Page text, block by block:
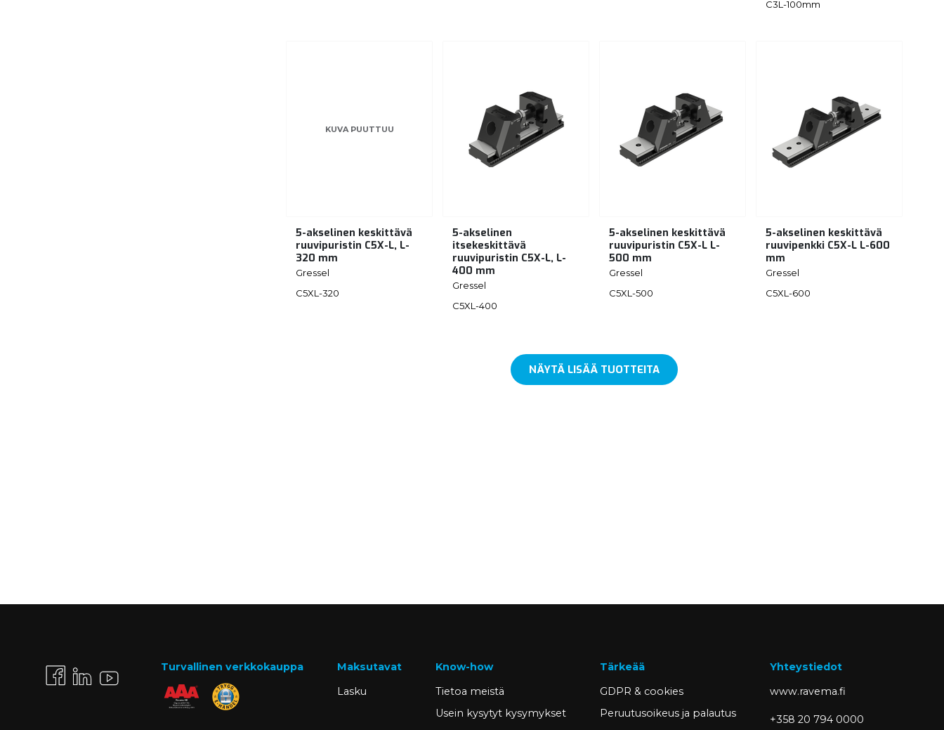
C3L-100mm
KUVA PUUTTUU
5-akselinen keskittävä
ruuvipuristin C5X-L, L-
320 mm
Gressel
C5XL-320
5-akselinen
itsekeskittävä
ruuvipuristin C5X-L, L-
400 mm
Gressel
C5XL-400
5-akselinen keskittävä
ruuvipuristin C5X-L L-
500 mm
Gressel
C5XL-500
5-akselinen keskittävä
ruuvipenkki C5X-L L-600
mm
Gressel
C5XL-600
NÄYTÄ LISÄÄ TUOTTEITA
Turvallinen verkkokauppa
Maksutavat
Lasku
Know-how
Tietoa meistä
Usein kysytyt kysymykset
Tärkeää
GDPR & cookies
Peruutusoikeus ja palautus
Yhteystiedot
www.ravema.fi
+358 20 794 0000